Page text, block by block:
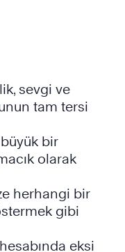
sevgi ve
tam tersi
bir
olarak
herhangi bir
gibi
eksi